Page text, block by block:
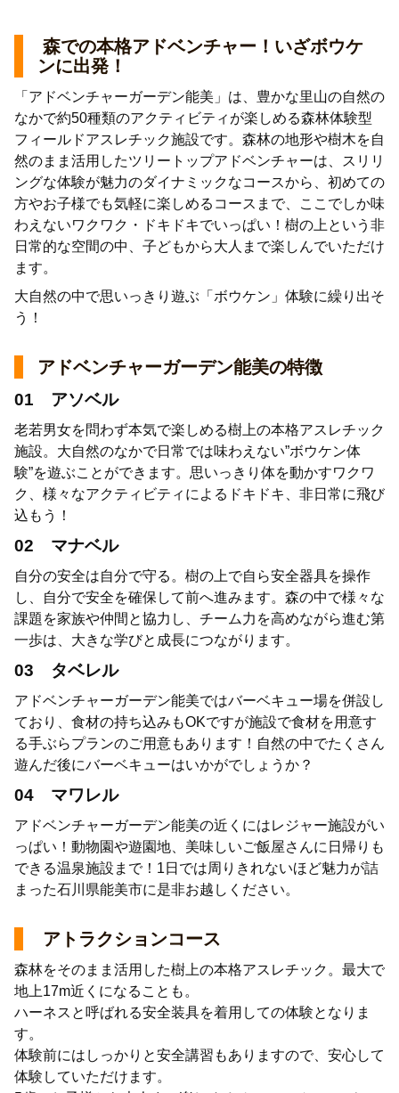
森での本格アドベンチャー！いざボウケ
ンに出発！
「アドベンチャーガーデン能美」は、豊かな里山の自然の
なかで約50種類のアクティビティが楽しめる森林体験型
フィールドアスレチック施設です。森林の地形や樹木を自
然のまま活用したツリートップアドベンチャーは、スリリ
ングな体験が魅力のダイナミックなコースから、初めての
方やお子様でも気軽に楽しめるコースまで、ここでしか味
わえないワクワク・ドキドキでいっぱい！樹の上という非
日常的な空間の中、子どもから大人まで楽しんでいただけ
ます。
大自然の中で思いっきり遊ぶ「ボウケン」体験に繰り出そ
う！
アドベンチャーガーデン能美の特徴
01 アソベル
老若男女を問わず本気で楽しめる樹上の本格アスレチック
施設。大自然のなかで日常では味わえない”ボウケン体
験”を遊ぶことができます。思いっきり体を動かすワクワ
ク、様々なアクティビティによるドキドキ、非日常に飛び
込もう！
02 マナベル
自分の安全は自分で守る。樹の上で自ら安全器具を操作
し、自分で安全を確保して前へ進みます。森の中で様々な
課題を家族や仲間と協力し、チーム力を高めながら進む第
一歩は、大きな学びと成長につながります。
03 タベレル
アドベンチャーガーデン能美ではバーベキュー場を併設し
ており、食材の持ち込みもOKですが施設で食材を用意す
る手ぶらプランのご用意もあります ！自然の中でたくさん
遊んだ後にバーベキューはいかがでしょうか？
04 マワレル
アドベンチャーガーデン能美の近くにはレジャー施設がい
っぱい！動物園や遊園地、美味しいご飯屋さんに日帰りも
できる温泉施設まで！1日では周りきれないほど魅力が詰
まった石川県能美市に是非お越しください。
アトラクションコース
森林をそのまま活用した樹上の本格アスレチック。最大で
地上17m近くになることも。
ハーネスと呼ばれる安全装具を着用しての体験となりま
す。
体験前にはしっかりと安全講習もありますので、安心して
体験していただけます。